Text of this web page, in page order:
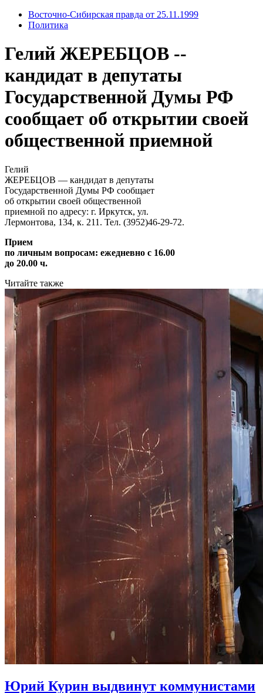
Восточно-Сибирская правда от 25.11.1999
Политика
Гелий ЖЕРЕБЦОВ --
кандидат в депутаты
Государственной Думы РФ
сообщает об открытии своей
общественной приемной
Гелий
ЖЕРЕБЦОВ — кандидат в депутаты
Государственной Думы РФ сообщает
об открытии своей общественной
приемной по адресу: г. Иркутск, ул.
Лермонтова, 134, к. 211. Тел. (3952)46-29-72.
Прием
по личным вопросам: ежедневно с 16.00
до 20.00 ч.
Читайте также
Юрий Курин выдвинут коммунистами